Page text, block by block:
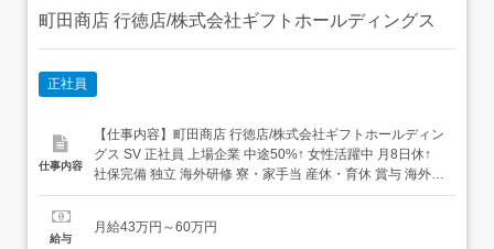
町田商店 行徳店/株式会社ギフトホールディングス
正社員
仕事内容
【仕事内容】町田商店 行徳店/株式会社ギフトホールディン
グス SV 正社員 上場企業 中途50%↑ 女性活躍中 月8日休↑
社保完備 独立 海外研修 寮・家⼿当 産休・育休 賞与 海外勤
務 まかないあり 求人情報掲載期間:2026/07/23～
給与
月給43万円～60万円